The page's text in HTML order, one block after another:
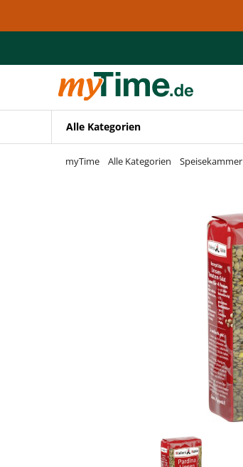
Zur Navigation springen
Alle Kategorien
myTime Alle Kategorien Speisekammer